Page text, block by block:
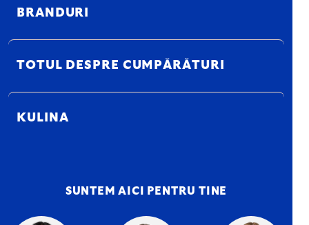
BRANDURI
TOTUL DESPRE CUMPĂRĂTURI
KULINA
SUNTEM AICI PENTRU TINE